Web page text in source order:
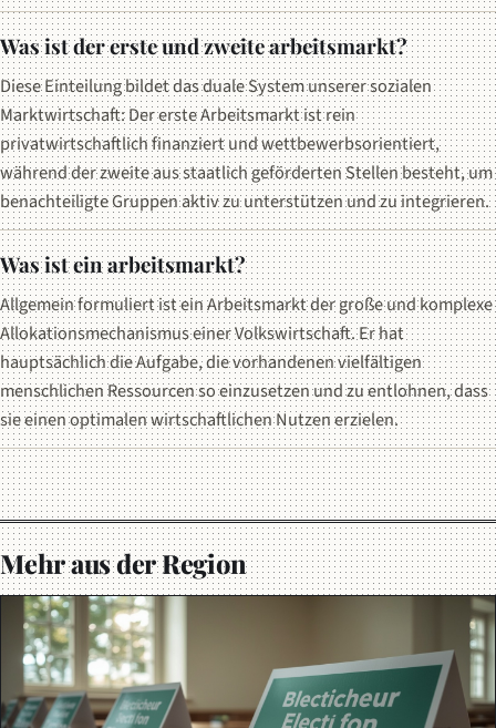
Was ist der erste und zweite arbeitsmarkt?
Diese Einteilung bildet das duale System unserer sozialen
Marktwirtschaft: Der erste Arbeitsmarkt ist rein
privatwirtschaftlich finanziert und wettbewerbsorientiert,
während der zweite aus staatlich geförderten Stellen besteht, um
benachteiligte Gruppen aktiv zu unterstützen und zu integrieren.
Was ist ein arbeitsmarkt?
Allgemein formuliert ist ein Arbeitsmarkt der große und komplexe
Allokationsmechanismus einer Volkswirtschaft. Er hat
hauptsächlich die Aufgabe, die vorhandenen vielfältigen
menschlichen Ressourcen so einzusetzen und zu entlohnen, dass
sie einen optimalen wirtschaftlichen Nutzen erzielen.
Mehr aus der Region